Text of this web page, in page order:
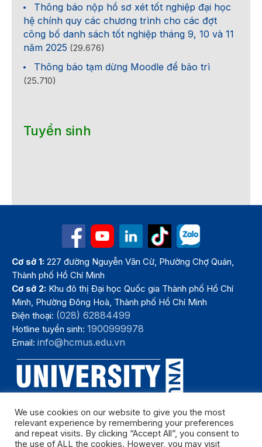
Thông báo nộp hồ sơ xét tốt nghiệp đại học
hệ chính quy các chương trình cho các đợt
công bố danh sách tốt nghiệp tháng 9, 10 và 11
năm 2025 (29.676)
Thông báo tạm dừng Moodle để bảo trì
(25.710)
Tuyển sinh
Cơ sở 1: 227 đường Nguyễn Văn Cừ, Phường Chợ Quán,
Thành phố Hồ Chí Minh
Cơ sở 2: Khu đô thị Đại học Quốc gia Thành phố Hồ Chí
Minh, Phường Đông Hoà, Thành phố Hồ Chí Minh
Điện thoại: (028) 62884499
Hotline tuyển sinh:1900999978
Email:info@hcmus.edu.vn
We use cookies on our website to give you the most
relevant experience by remembering your preferences
and repeat visits. By clicking “Accept All”, you consent to
the use of ALL the cookies. However, you may visit